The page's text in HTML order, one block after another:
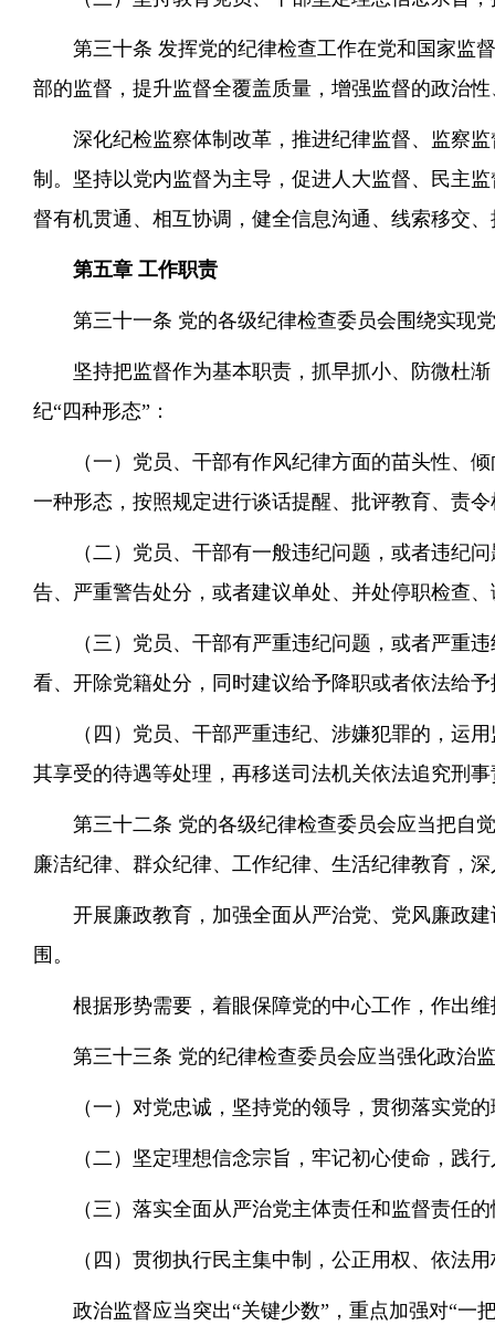
第三十条 发挥党的纪律检查工作在党和国家监
部的监督，提升监督全覆盖质量，增强监督的政治
深化纪检监察体制改革，推进纪律监督、监察
制。坚持以党内监督为主导，促进人大监督、民主
督有机贯通、相互协调，健全信息沟通、线索移交
第五章 工作职责
第三十一条 党的各级纪律检查委员会围绕实现
坚持把监督作为基本职责，抓早抓小、防微杜
纪“四种形态”：
（一）党员、干部有作风纪律方面的苗头性、
一种形态，按照规定进行谈话提醒、批评教育、责
（二）党员、干部有一般违纪问题，或者违纪
告、严重警告处分，或者建议单处、并处停职检查
（三）党员、干部有严重违纪问题，或者严重
看、开除党籍处分，同时建议给予降职或者依法给
（四）党员、干部严重违纪、涉嫌犯罪的，运
其享受的待遇等处理，再移送司法机关依法追究刑
第三十二条 党的各级纪律检查委员会应当把自
廉洁纪律、群众纪律、工作纪律、生活纪律教育，
开展廉政教育，加强全面从严治党、党风廉政
围。
根据形势需要，着眼保障党的中心工作，作出
第三十三条 党的纪律检查委员会应当强化政治
（一）对党忠诚，坚持党的领导，贯彻落实党
（二）坚定理想信念宗旨，牢记初心使命，践
（三）落实全面从严治党主体责任和监督责任
（四）贯彻执行民主集中制，公正用权、依法
政治监督应当突出“关键少数”，重点加强对“一